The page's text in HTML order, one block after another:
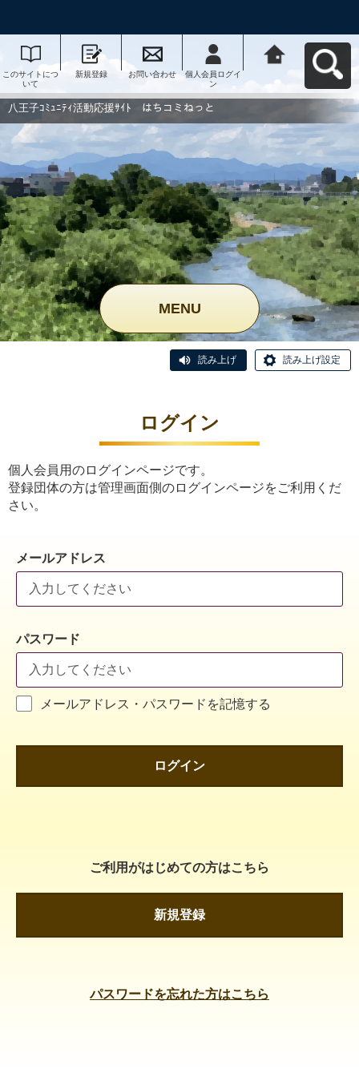
このサイトにつ
いて
新規登録 お問い合わせ
個人会員ログイ
ン
動応援ｻｲﾄ はち
コミねっとへ戻
八王子ｺﾐｭﾆﾃｨ活動応援ｻｲﾄ はちコミねっと
MENU
読み上げ 読み上げ設定
ログイン
個人会員用のログインページです。
登録団体の方は管理画面側のログインページをご利用くだ
さい。
メールアドレス
パスワード
メールアドレス・パスワードを記憶する
ログイン
ご利用がはじめての方はこちら
新規登録
パスワードを忘れた方はこちら